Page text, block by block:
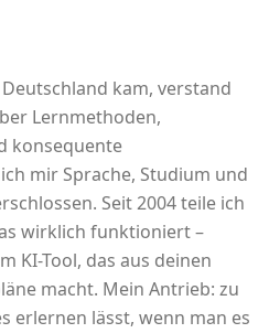
kam, verstand
Lernmethoden,
konsequente
mir Sprache, Studium und
Seit 2004 teile ich
wirklich funktioniert –
KI-Tool, das aus deinen
macht. Mein Antrieb: zu
erlernen lässt, wenn man es